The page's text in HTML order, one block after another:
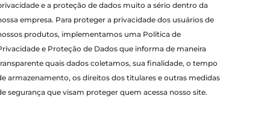
e a proteção de dados muito a sério dentro da
empresa. Para proteger a privacidade dos usuários de
produtos, implementamos uma Política de
e Proteção de Dados que informa de maneira
quais dados coletamos, sua finalidade, o tempo
armazenamento, os direitos dos titulares e outras medidas
segurança que visam proteger quem acessa nosso site.